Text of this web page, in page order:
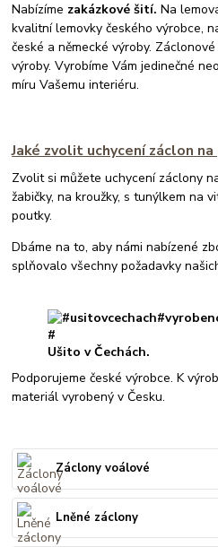
Nabízíme zakázkové šití. Na
kvalitní lemovky českého výrobce,
české a německé výroby.
výroby. Vyrobíme Vám jedinečné
míru Vašemu interiéru.
Jaké zvolit uchycení záclon na
Zvolit si můžete uchycení záclony
žabičky, na kroužky, s tunýlkem na
poutky.
Dbáme na to, aby námi nabízené
splňovalo všechny požadavky
Ušito v Čechách.
Podporujeme české výrobce. K
materiál vyrobený v Česku.
Záclony voálové
Lněné záclony